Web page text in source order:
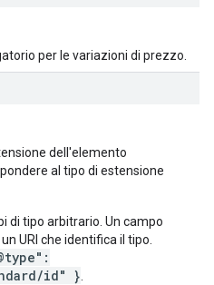
per le variazioni di prezzo.
dell'elemento
al tipo di estensione
di tipo arbitrario. Un campo
URI che identifica il tipo.
id" }